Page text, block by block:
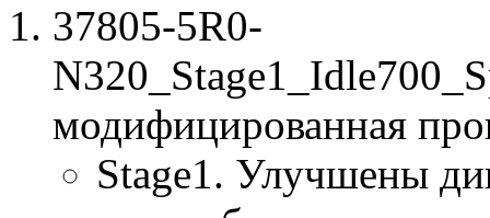
37805-5R0-
модифицированная
Stage1. Улучшены